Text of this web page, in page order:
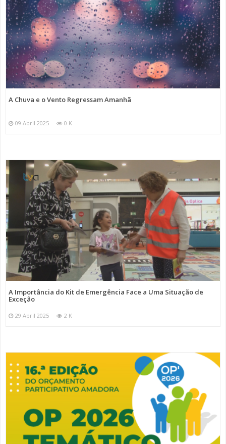
A Chuva e o Vento Regressam Amanhã
09 Abril 2025 0 K
A Importância do Kit de Emergência Face a Uma Situação de
Exceção
29 Abril 2025 2 K